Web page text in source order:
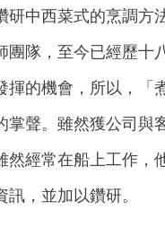
研中西菜式的烹調
團隊，至今已經歷十
揮的機會，所以，「
掌聲。雖然獲公司與
然經常在船上工作
，並加以鑽研。